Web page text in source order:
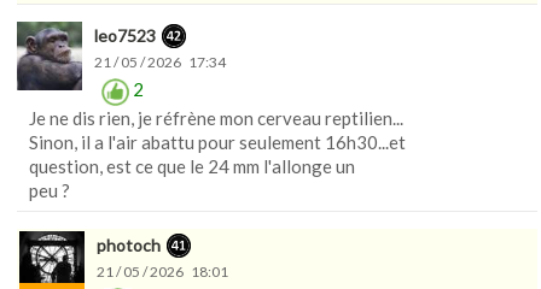
leo7523
21 / 05 / 2026 17:34
2
Je ne dis rien, je réfrène mon cerveau reptilien...
Sinon, il a l'air abattu pour seulement 16h30...et
question, est ce que le 24 mm l'allonge un
peu ?
photoch
21 / 05 / 2026 18:01